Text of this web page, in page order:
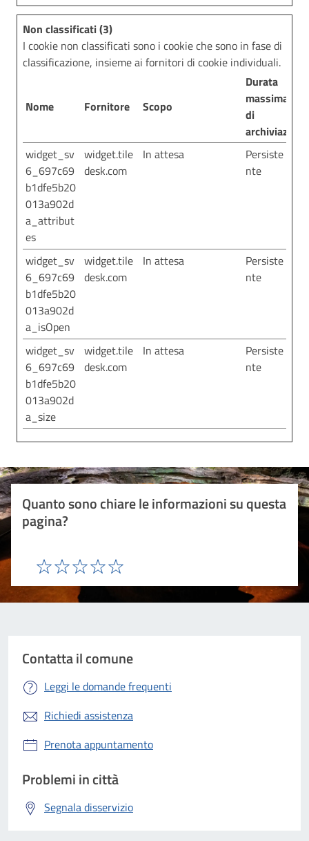
Non classificati (3)
I cookie non classificati sono i cookie che sono in fase di
classificazione, insieme ai fornitori di cookie individuali.
Nome Fornitore Scopo
Durata
massima
di
archiviazione
widget_sv
6_697c69
b1dfe5b20
013a902d
a_attribut
es
widget.tile
desk.com
In attesa
Persiste
nte
widget_sv
6_697c69
b1dfe5b20
013a902d
a_isOpen
widget.tile
desk.com
In attesa
Persiste
nte
widget_sv
6_697c69
b1dfe5b20
013a902d
a_size
widget.tile
desk.com
In attesa
Persiste
nte
Quanto sono chiare le informazioni su questa
pagina?
Valuta 5 stelle su 5
Valuta 4 stelle su 5
Valuta 3 stelle su 5
Valuta 2 stelle su 5
Valuta 1 stelle su 5
Contatta il comune
Leggi le domande frequenti
Richiedi assistenza
Prenota appuntamento
Problemi in città
Segnala disservizio